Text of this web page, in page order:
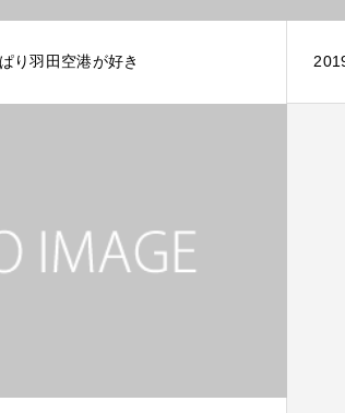
り羽田空港が好き